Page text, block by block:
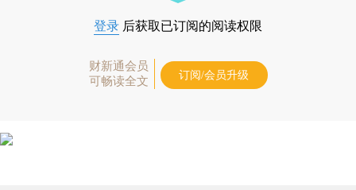
登录 后获取已订阅的阅读权限
财新通会员
可畅读全文
订阅/会员升级